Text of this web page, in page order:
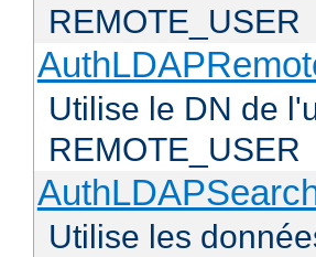
REMOTE_USER
Utilise le DN de
REMOTE_USER
Utilise les